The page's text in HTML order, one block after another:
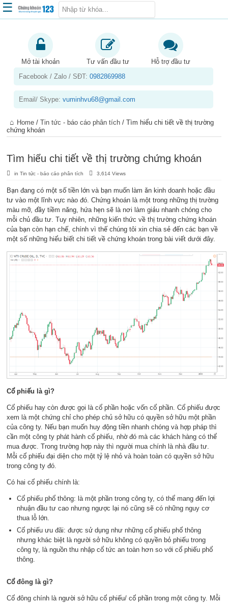
Trang chủ
Kiến thức chứng khoán
Kinh nghiệm đầu tư
Sản phẩm – dịch vụ
Chứng khoán phái sinh
☰
Mở tài khoản Tư vấn đầu tư
Hỗ trợ đầu tư
Facebook / Zalo / SĐT:0982869988
Email/ Skype:vuminhvu68@gmail.com
Home /Tin tức - báo cáo phân tích /Tìm hiểu chi tiết về thị trường
chứng khoán
Tìm hiểu chi tiết về thị trường chứng khoán
inTin tức - báo cáo phân tích 3,614 Views
Bạn đang có một số tiền lớn và bạn muốn làm ăn kinh doanh hoặc đầu
tư vào một lĩnh vực nào đó. Chứng khoán là một trong những thị trường
màu mỡ, đầy tiềm năng, hứa hẹn sẽ là nơi làm giảu nhanh chóng cho
mỗi chủ đầu tư. Tuy nhiên, những kiến thức về thị trường chứng khoán
của bạn còn hạn chế, chính vì thế chúng tôi xin chia sẻ đến các bạn về
một số những hiểu biết chi tiết về chứng khoán trong bài viết dưới đây.
Cổ phiếu là gì?
Cổ phiếu hay còn được gọi là cổ phần hoặc vốn cổ phần. Cổ phiếu được
xem là một chứng chỉ cho phép chủ sở hữu có quyền sở hữu một phần
của công ty. Nếu bạn muốn huy động tiền nhanh chóng và hợp pháp thì
cần một công ty phát hành cổ phiếu, nhờ đó mà các khách hàng có thể
mua được. Trong trường hợp này thì người mua chính là nhà đầu tư.
Mỗi cổ phiếu đại diện cho một tỷ lệ nhỏ và hoàn toàn có quyền sở hữu
trong công ty đó.
Có hai cổ phiếu chính là:
Cổ phiếu phổ thông: là một phần trong công ty, có thể mang đến lợi
nhuận đầu tư cao nhưng ngược lại nó cũng sẽ có những nguy cơ
thua lỗ lớn.
Cổ phiếu ưu đãi: được sử dụng như những cổ phiếu phổ thông
nhưng khác biệt là người sở hữu không có quyền bỏ phiếu trong
công ty, là nguồn thu nhập cổ tức an toàn hơn so với cổ phiếu phổ
thông.
Cổ đông là gì?
Cổ đông chính là người sở hữu cổ phiếu/ cổ phần trong một công ty. Mỗi